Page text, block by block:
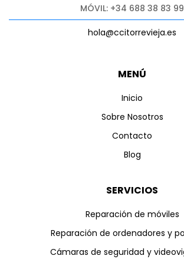
MENÚ
Inicio
Sobre Nosotros
Contacto
Blog
SERVICIOS
Reparación de móviles
Reparación de ordenadores y
Cámaras de seguridad y
MÓVIL: +34 688 38 83 99
hola@ccitorrevieja.es